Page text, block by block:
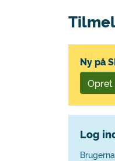
Ny på
Log